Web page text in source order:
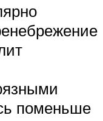
поменьше